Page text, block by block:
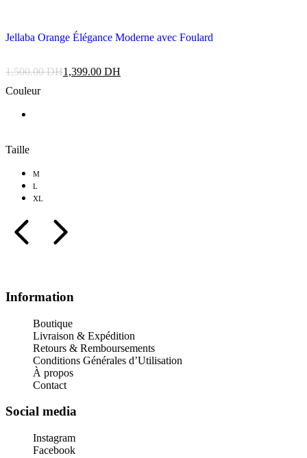
Jellaba Orange Élégance Moderne avec Foulard
1,500.00DH1,399.00 DH
Couleur
Taille
M
L
XL
Information
Boutique
Livraison & Expédition
Retours & Remboursements
Conditions Générales d’Utilisation
À propos
Contact
Social media
Instagram
Facebook